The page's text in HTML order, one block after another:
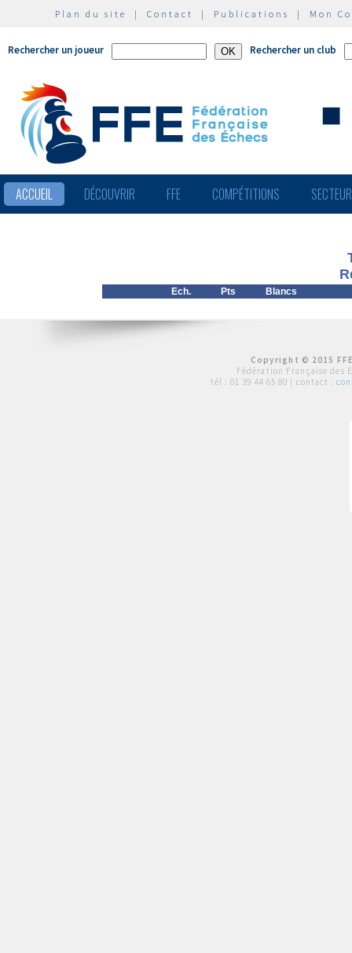
Plan du site | Contact | Publications | Mon
Rechercher un joueur Rechercher un club
ACCUEIL DÉCOUVRIR FFE COMPÉTITIONS
Ech. Pts Blancs
Copyright © 2015
Fédération Française des
tél : 01 39 44 65 80 | contact :